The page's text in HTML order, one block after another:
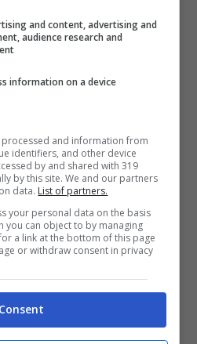
Del Rey):
and content, advertising and
audience research and
information on a device
and information from
identifiers, and other device
by and shared with 319
by this site. We and our partners
data. List of partners.
your personal data on the basis
you can object to by managing
a link at the bottom of this page
or withdraw consent in privacy
Consent